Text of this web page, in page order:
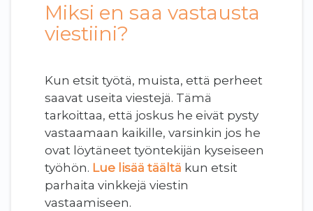
Miksi en saa vastausta
viestiini?
Kun etsit työtä, muista, että perheet
saavat useita viestejä. Tämä
tarkoittaa, että joskus he eivät pysty
vastaamaan kaikille, varsinkin jos he
ovat löytäneet työntekijän kyseiseen
työhön. Lue lisää täältä kun etsit
parhaita vinkkejä viestin
vastaamiseen.